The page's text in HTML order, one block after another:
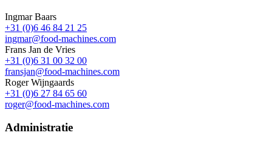
Ingmar Baars
+31 (0)6 46 84 21 25
ingmar@food-machines.com
Frans Jan de Vries
+31 (0)6 31 00 32 00
fransjan@food-machines.com
Roger Wijngaards
+31 (0)6 27 84 65 60
roger@food-machines.com
Administratie